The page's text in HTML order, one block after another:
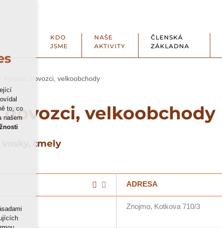
KDO
JSME
NAŠE
AKTIVITY
ČLENSKÁ
ZÁKLADNA
Výrobci, dovozci, velkoobchody
dovozci, velkoobchody
vosky, tmely
ADRESA
Znojmo, Kotkova 710/3
to, co
našem